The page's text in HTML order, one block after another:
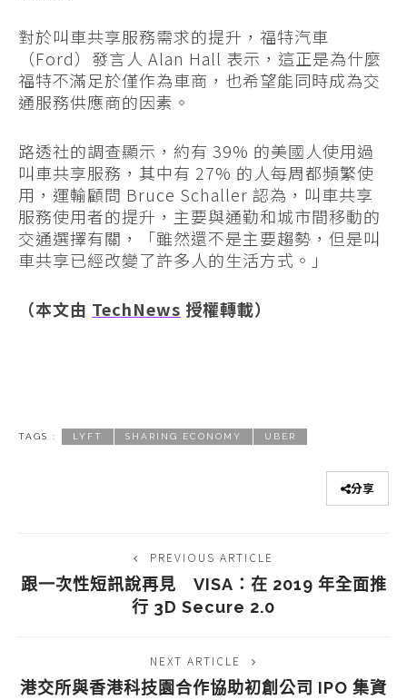
對於叫車共享服務需求的提升，福特汽車
（Ford）發言人 Alan Hall 表示，這正是為什麼
福特不滿足於僅作為車商，也希望能同時成為交
通服務供應商的因素。
路透社的調查顯示，約有 39% 的美國人使用過
叫車共享服務，其中有 27% 的人每周都頻繁使
用，運輸顧問 Bruce Schaller 認為，叫車共享
服務使用者的提升，主要與通勤和城市間移動的
交通選擇有關，「雖然還不是主要趨勢，但是叫
車共享已經改變了許多人的生活方式。」
（本文由 TechNews 授權轉載）
TAGS : LYFT SHARING ECONOMY UBER
分享
PREVIOUS ARTICLE
跟一次性短訊說再見 VISA：在 2019 年全面推
行 3D Secure 2.0
NEXT ARTICLE
港交所與香港科技園合作協助初創公司 IPO 集資